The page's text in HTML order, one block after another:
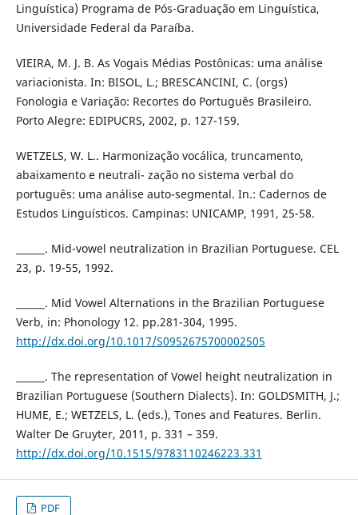
Linguística) Programa de Pós-Graduação em Linguística,
Universidade Federal da Paraíba.
VIEIRA, M. J. B. As Vogais Médias Postônicas: uma análise
variacionista. In: BISOL, L.; BRESCANCINI, C. (orgs)
Fonologia e Variação: Recortes do Português Brasileiro.
Porto Alegre: EDIPUCRS, 2002, p. 127-159.
WETZELS, W. L.. Harmonização vocálica, truncamento,
abaixamento e neutrali- zação no sistema verbal do
português: uma análise auto-segmental. In.: Cadernos de
Estudos Linguísticos. Campinas: UNICAMP, 1991, 25-58.
______. Mid-vowel neutralization in Brazilian Portuguese. CEL
23, p. 19-55, 1992.
______. Mid Vowel Alternations in the Brazilian Portuguese
Verb, in: Phonology 12. pp.281-304, 1995.
http://dx.doi.org/10.1017/S0952675700002505
______. The representation of Vowel height neutralization in
Brazilian Portuguese (Southern Dialects). In: GOLDSMITH, J.;
HUME, E.; WETZELS, L. (eds.), Tones and Features. Berlin.
Walter De Gruyter, 2011, p. 331 – 359.
http://dx.doi.org/10.1515/9783110246223.331
PDF